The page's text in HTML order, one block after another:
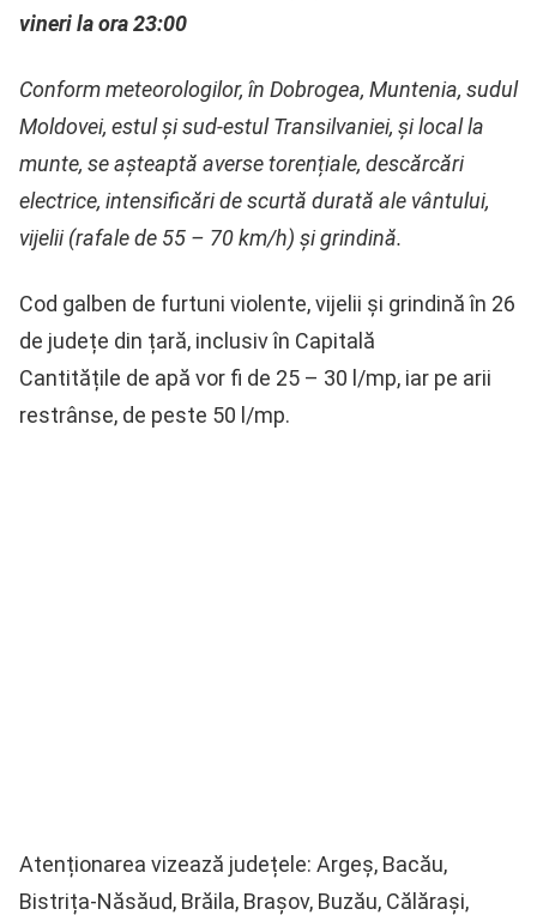
vineri la ora 23:00
Conform meteorologilor, în Dobrogea, Muntenia, sudul
Moldovei, estul și sud-estul Transilvaniei, și local la
munte, se așteaptă averse torențiale, descărcări
electrice, intensificări de scurtă durată ale vântului,
vijelii (rafale de 55 – 70 km/h) și grindină.
Cod galben de furtuni violente, vijelii și grindină în 26
de județe din țară, inclusiv în Capitală
Cantitățile de apă vor fi de 25 – 30 l/mp, iar pe arii
restrânse, de peste 50 l/mp.
Atenționarea vizează județele: Argeș, Bacău,
Bistrița-Năsăud, Brăila, Brașov, Buzău, Călărași,